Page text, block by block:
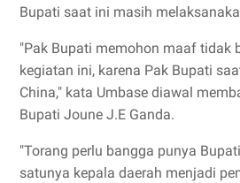
Bupati saat ini masih
"Pak Bupati memohon maaf tidak
kegiatan ini, karena Pak Bupati
China," kata Umbase diawal
Bupati Joune J.E Ganda.
"Torang perlu bangga punya
satunya kepala daerah menjadi